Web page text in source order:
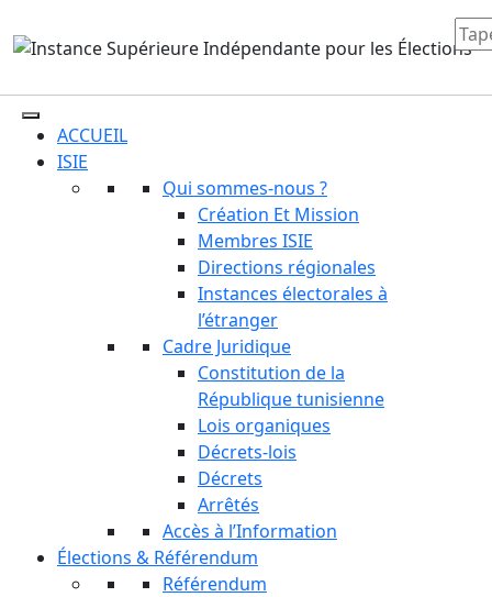
ACCUEIL
ISIE
Qui sommes-nous ?
Création Et Mission
Membres ISIE
Directions régionales
Instances électorales à
l’étranger
Cadre Juridique
Constitution de la
République tunisienne
Lois organiques
Décrets-lois
Décrets
Arrêtés
Accès à l’Information
Élections & Référendum
Référendum